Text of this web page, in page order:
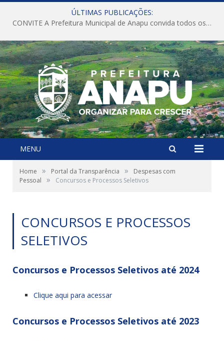
ÚLTIMAS PUBLICAÇÕES:
CONVITE A Prefeitura Municipal de Anapu convida todos os servidores públicos municipais para participarem da Audiência Pública de discussão da Lei de Diretrizes Orçamentárias (LDO), importante instrumento de planejamento das ações e investimentos da Administração Pública para o próximo exercício financeiro.
MENU
Home » Portal da Transparência »
Despesas com
Pessoal
» Concursos e Processos Seletivos
CONCURSOS E PROCESSOS
SELETIVOS
Concursos e Processos Seletivos até 2024
Clique aqui para acessar
Concursos e Processos Seletivos até 2023